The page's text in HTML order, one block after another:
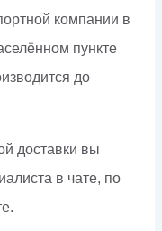
компании в
пункте
до
доставки вы
в чате, по